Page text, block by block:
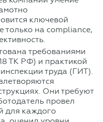
ключевой
только на compliance,
требованиями
ТК РФ) и практикой
труда (ГИТ).
Они требуют
провел
для каждого